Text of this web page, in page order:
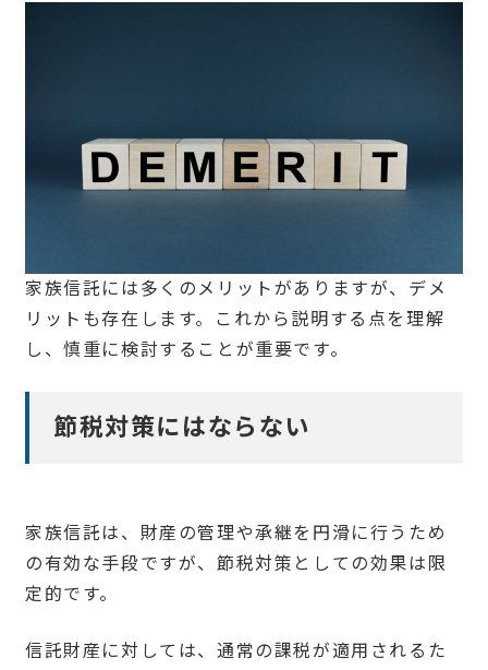
家族信託には多くのメリットがありますが、デメ
リットも存在します。これから説明する点を理解
し、慎重に検討することが重要です。
節税対策にはならない
家族信託は、財産の管理や承継を円滑に行うため
の有効な手段ですが、節税対策としての効果は限
定的です。
信託財産に対しては、通常の課税が適用されるた